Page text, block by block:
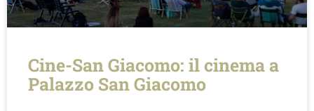
Cine-San Giacomo: il cinema a
Palazzo San Giacomo